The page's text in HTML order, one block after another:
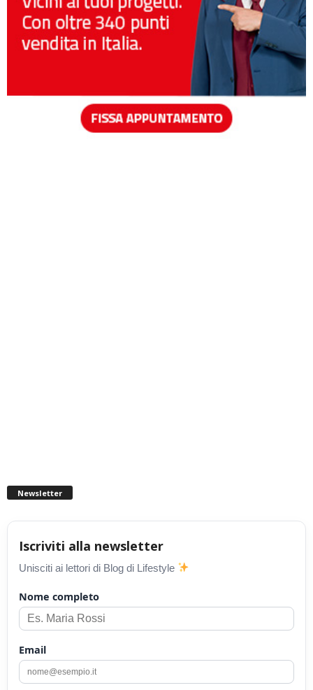
Newsletter
Iscriviti alla newsletter
Unisciti ai lettori di Blog di Lifestyle
Nome completo
Email